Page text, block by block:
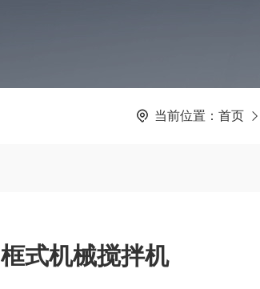
当前位置： 首页
框式机械搅拌机